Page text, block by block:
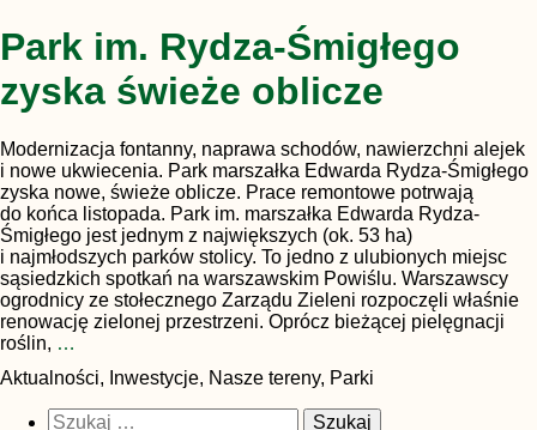
Park im. Rydza-Śmigłego
zyska świeże oblicze
Modernizacja fontanny, naprawa schodów, nawierzchni alejek
i nowe ukwiecenia. Park marszałka Edwarda Rydza-Śmigłego
zyska nowe, świeże oblicze. Prace remontowe potrwają
do końca listopada. Park im. marszałka Edwarda Rydza-
Śmigłego jest jednym z największych (ok. 53 ha)
i najmłodszych parków stolicy. To jedno z ulubionych miejsc
sąsiedzkich spotkań na warszawskim Powiślu. Warszawscy
ogrodnicy ze stołecznego Zarządu Zieleni rozpoczęli właśnie
renowację zielonej przestrzeni. Oprócz bieżącej pielęgnacji
roślin, …
Aktualności, Inwestycje, Nasze tereny, Parki
Szukaj: